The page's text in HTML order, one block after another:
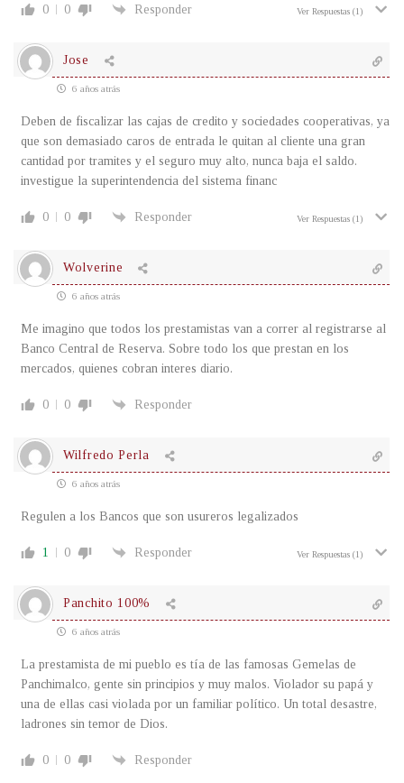
0 0 Responder Ver Respuestas (1)
Jose
6 años atrás
Deben de fiscalizar las cajas de credito y sociedades cooperativas, ya
que son demasiado caros de entrada le quitan al cliente una gran
cantidad por tramites y el seguro muy alto, nunca baja el saldo.
investigue la superintendencia del sistema financ
0 0 Responder Ver Respuestas (1)
Wolverine
6 años atrás
Me imagino que todos los prestamistas van a correr al registrarse al
Banco Central de Reserva. Sobre todo los que prestan en los
mercados, quienes cobran interes diario.
0 0 Responder
Wilfredo Perla
6 años atrás
Regulen a los Bancos que son usureros legalizados
1 0 Responder Ver Respuestas (1)
Panchito 100%
6 años atrás
La prestamista de mi pueblo es tía de las famosas Gemelas de
Panchimalco, gente sin principios y muy malos. Violador su papá y
una de ellas casi violada por un familiar político. Un total desastre,
ladrones sin temor de Dios.
0 0 Responder